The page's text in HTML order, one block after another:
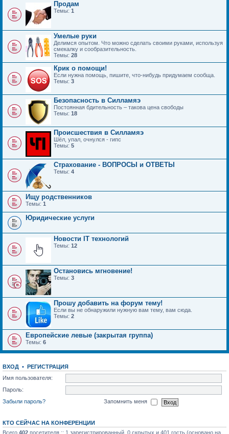
Продам
Темы: 1
Умелые руки
Делимся опытом. Что можно сделать своими руками, используя
смекалку и сообразительность.
Темы: 28
Крик о помощи!
Если нужна помощь, пишите, что-нибудь придумаем сообща.
Темы: 3
Безопасность в Силламяэ
Постоянная бдительность – такова цена свободы
Темы: 18
Происшествия в Силламяэ
Шёл, упал, очнулся - гипс
Темы: 5
Страхование - ВОПРОСЫ и ОТВЕТЫ
Темы: 4
Ищу родственников
Темы: 1
Юридические услуги
Новости IT технологий
Темы: 12
Остановись мгновение!
Темы: 3
Прошу добавить на форум тему!
Если вы не обнаружили нужную вам тему, вам сюда.
Темы: 2
Европейские левые (закрытая группа)
Темы: 6
ВХОД • РЕГИСТРАЦИЯ
Имя пользователя:
Пароль:
Забыли пароль?
Запомнить меня
КТО СЕЙЧАС НА КОНФЕРЕНЦИИ
Всего 402 посетителя :: 1 зарегистрированный, 0 скрытых и 401 гость (основано на